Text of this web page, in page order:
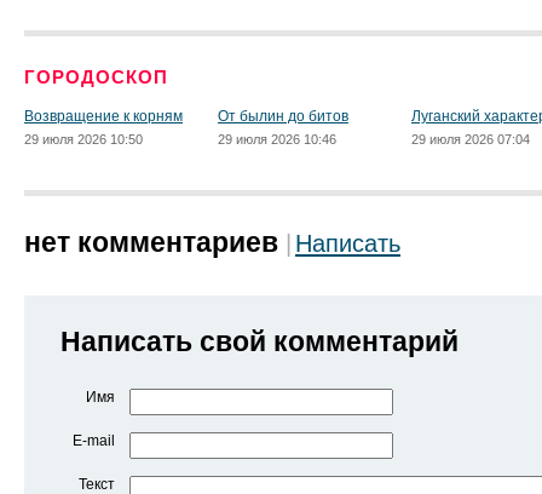
ГОРОДОСКОП
Возвращение к корням
29 июля 2026 10:50
От былин до битов
29 июля 2026 10:46
Луганский
29 июля 2026 07:04
нет комментариев Написать
Написать свой комментарий
Имя
E-mail
Текст